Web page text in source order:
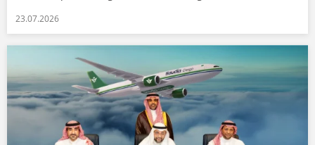
23.07.2026